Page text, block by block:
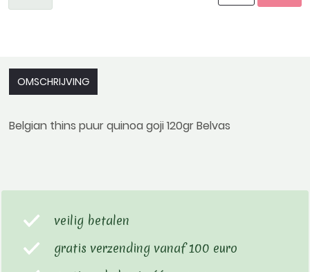
OMSCHRIJVING
Belgian thins puur quinoa goji 120gr Belvas
veilig betalen
gratis verzending vanaf 100 euro